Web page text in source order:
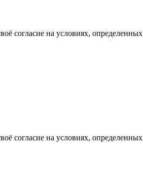
согласие на условиях, определенных
согласие на условиях, определенных